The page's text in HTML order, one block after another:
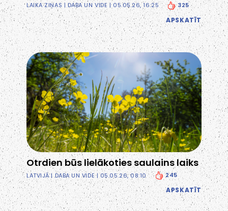
LAIKA ZIŅAS| DABA UN VIDE | 05.05.26, 16:25 325
APSKATĪT
Otrdien būs lielākoties saulains laiks
LATVIJĀ|DABA UN VIDE| 05.05.26, 08:10 245
APSKATĪT